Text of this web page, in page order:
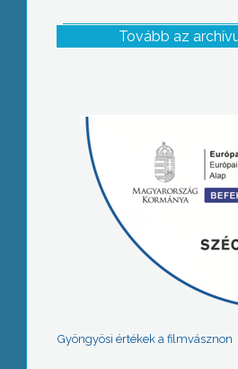
Tovább az
Gyöngyösi értékek a filmvásznon